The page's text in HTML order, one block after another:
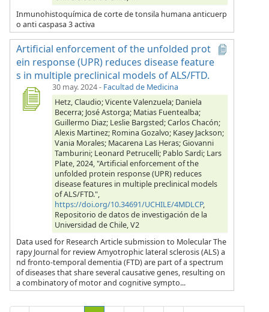
Inmunohistoquímica de corte de tonsila humana anticuerp
o anti caspasa 3 activa
Artificial enforcement of the unfolded prot
ein response (UPR) reduces disease feature
s in multiple preclinical models of ALS/FTD.
30 may. 2024- Facultad de Medicina
Hetz, Claudio; Vicente Valenzuela; Daniela
Becerra; José Astorga; Matias Fuentealba;
Guillermo Diaz; Leslie Bargsted; Carlos Chacón;
Alexis Martinez; Romina Gozalvo; Kasey Jackson;
Vania Morales; Macarena Las Heras; Giovanni
Tamburini; Leonard Petrucelli; Pablo Sardi; Lars
Plate, 2024, "Artificial enforcement of the
unfolded protein response (UPR) reduces
disease features in multiple preclinical models
of ALS/FTD.",
https://doi.org/10.34691/UCHILE/4MDLCP,
Repositorio de datos de investigación de la
Universidad de Chile, V2
Data used for Research Article submission to Molecular The
rapy Journal for review Amyotrophic lateral sclerosis (ALS) a
nd fronto-temporal dementia (FTD) are part of a spectrum
of diseases that share several causative genes, resulting on
a combinatory of motor and cognitive sympto...